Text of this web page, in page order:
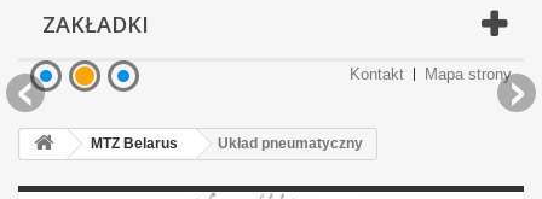
ZAKŁADKI
Kontakt Mapa strony
Podgrzewacze płynu
Części brony BDT
Oświetlenie LED
Podgrzewacze płynu
Części brony BDT
MTZ Belarus Układ pneumatyczny